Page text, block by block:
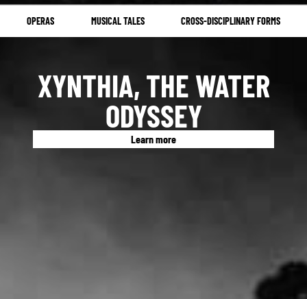
OPERAS MUSICAL TALES CROSS-DISCIPLINARY FORMS
XYNTHIA, THE WATER
ODYSSEY
Learn more